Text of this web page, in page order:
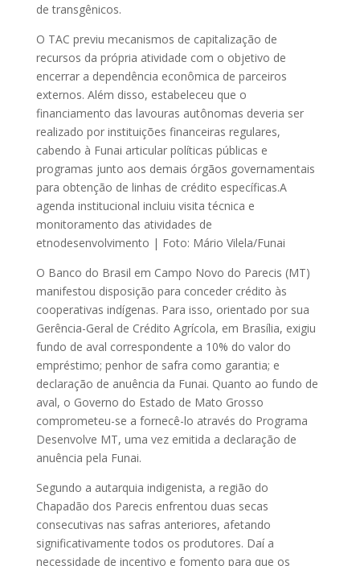
de transgênicos.
O TAC previu mecanismos de capitalização de
recursos da própria atividade com o objetivo de
encerrar a dependência econômica de parceiros
externos. Além disso, estabeleceu que o
financiamento das lavouras autônomas deveria ser
realizado por instituições financeiras regulares,
cabendo à Funai articular políticas públicas e
programas junto aos demais órgãos governamentais
para obtenção de linhas de crédito específicas.A
agenda institucional incluiu visita técnica e
monitoramento das atividades de
etnodesenvolvimento | Foto: Mário Vilela/Funai
O Banco do Brasil em Campo Novo do Parecis (MT)
manifestou disposição para conceder crédito às
cooperativas indígenas. Para isso, orientado por sua
Gerência-Geral de Crédito Agrícola, em Brasília, exigiu
fundo de aval correspondente a 10% do valor do
empréstimo; penhor de safra como garantia; e
declaração de anuência da Funai. Quanto ao fundo de
aval, o Governo do Estado de Mato Grosso
comprometeu-se a fornecê-lo através do Programa
Desenvolve MT, uma vez emitida a declaração de
anuência pela Funai.
Segundo a autarquia indigenista, a região do
Chapadão dos Parecis enfrentou duas secas
consecutivas nas safras anteriores, afetando
significativamente todos os produtores. Daí a
necessidade de incentivo e fomento para que os